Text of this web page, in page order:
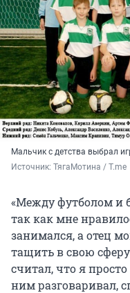
Мальчик с детства выбрал
Источник: ТягаМотина / T.me
«Между футболом и
так как мне
занимался, а отец
тащить в свою
считал, что я
ним разговаривал,